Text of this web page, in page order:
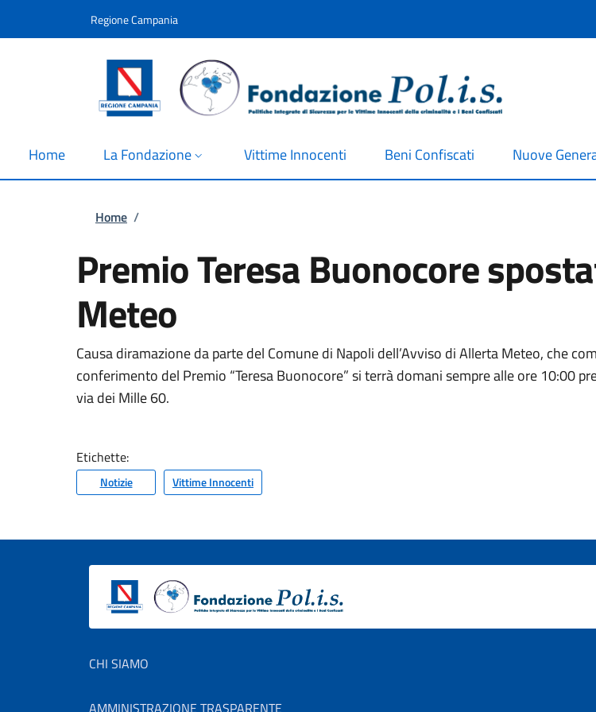
Regione Campania
Home La Fondazione Vittime Innocenti Beni Confiscati Nuove
Briciole di pane
Home /
Premio Teresa Buonocore
Meteo
Causa diramazione da parte del Comune di Napoli dell’Avviso di Allerta Meteo, che
conferimento del Premio “Teresa Buonocore” si terrà domani sempre alle ore 10:00
via dei Mille 60.
Etichette:
Notizie Vittime Innocenti
Footer menu
CHI SIAMO
AMMINISTRAZIONE TRASPARENTE